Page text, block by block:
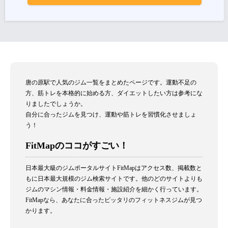
唐の原駅で人気のジム一覧をまとめたページです。運動不足の
方、筋トレを本格的に始める方、ダイエットしたい方は参考にな
りましたでしょうか。
自分に合ったジムを見つけ、運動や筋トレを習慣化させましょ
う！
FitMapのココがすごい！
日本最大級のジムポータルサイトFitMapはアクセス数、掲載数と
もに日本最大規模のジム検索サイトです。他のどのサイトよりも
ジムのマシン情報・料金情報・施設紹介を細かく行っています。
FitMapなら、あなたに合ったピッタリのフィットネスジムが見つ
かります。